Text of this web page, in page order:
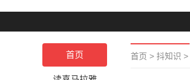
首页 首页 > 抖知识 >